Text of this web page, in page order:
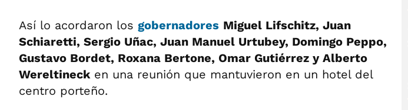
Así lo acordaron los gobernadores Miguel Lifschitz, Juan
Schiaretti, Sergio Uñac, Juan Manuel Urtubey, Domingo Peppo,
Gustavo Bordet, Roxana Bertone, Omar Gutiérrez y Alberto
Wereltinecken una reunión que mantuvieron en un hotel del
centro porteño.